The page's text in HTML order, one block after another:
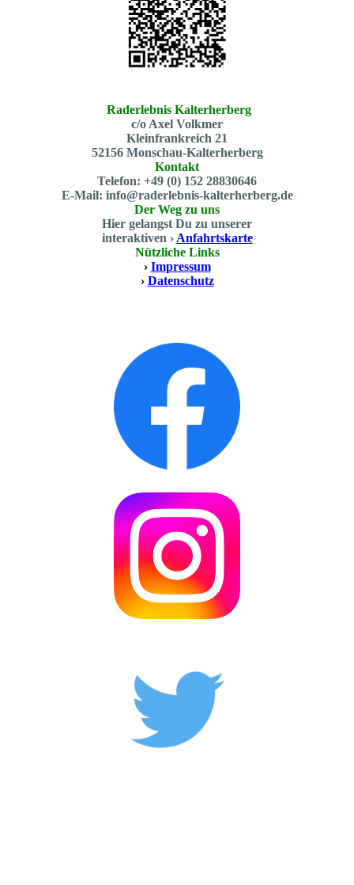
Raderlebnis Kalterherberg
c/o Axel Volkmer
Kleinfrankreich 21
52156 Monschau-Kalterherberg
Kontakt
Telefon: +49 (0) 152 28830646
E-Mail: info@raderlebnis-kalterherberg.de
Der Weg zu uns
Hier gelangst Du zu unserer
interaktiven › Anfahrtskarte
Nützliche Links
› Impressum
› Datenschutz